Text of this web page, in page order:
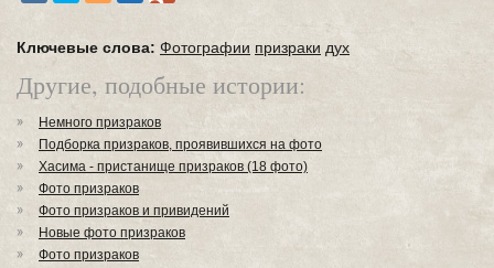
Ключевые слова: Фотографии призраки дух
Другие, подобные истории:
Немного призраков
Подборка призраков, проявившихся на фото
Хасима - пристанище призраков (18 фото)
Фото призраков
Фото призраков и привидений
Новые фото призраков
Фото призраков